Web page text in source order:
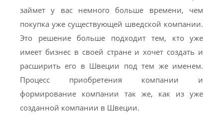
займет у вас немного больше времени, чем
покупка уже существующей шведской компании.
Это решение больше подходит тем, кто уже
имеет бизнес в своей стране и хочет создать и
расширить его в Швеции под тем же именем.
Процесс приобретения компании и
формирование компании так же, как из уже
созданной компании в Швеции.